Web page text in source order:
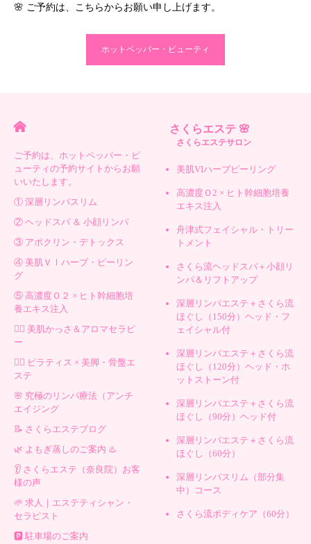
🌸 ご予約は、こちらからお願い申し上げます。
ホットペッパー・ビューティ
ご予約は、ホットペッパー・ビ
ューティの予約サイトからお願
いいたします。
① 深層リンパスリム
② ヘッドスパ ＆ 小顔リンパ
③ アポクリン・デトックス
④ 美肌ＶＩハーブ・ピーリン
グ
⑤ 高濃度Ｏ２ × ヒト幹細胞培
養エキス注入
💆‍♀️ 美肌かっさ＆アロマセラピ
ー
🧘‍♀️ ピラティス × 美脚・骨盤エ
ステ
🌸 究極のリンパ療法（アンチ
エイジング
📝 さくらエステブログ
🌿 よもぎ蒸しのご案内 ♨️
👂 さくらエステ（奈良院）お客
様の声
🌱 求人｜エステティシャン・
セラピスト
🅿️ 駐車場のご案内
さくらエステ 🌸
さくらエステサロン
美肌VIハーブピーリング
高濃度Ｏ2 × ヒト幹細胞培養
エキス注入
舟津式フェイシャル・トリー
トメント
さくら流ヘッドスパ＋小顔リ
ンパ＆リフトアップ
深層リンパエステ＋さくら流
ほぐし（150分）ヘッド・フ
ェイシャル付
深層リンパエステ＋さくら流
ほぐし（120分）ヘッド・ホ
ットストーン付
深層リンパエステ＋さくら流
ほぐし（90分）ヘッド付
深層リンパエステ＋さくら流
ほぐし（60分）
深層リンパスリム（部分集
中）コース
さくら流ボディケア（60分）